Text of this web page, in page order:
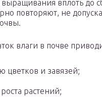
вплоть до
повторяют, не
влаги в почве
цветков и завязей;
растений;